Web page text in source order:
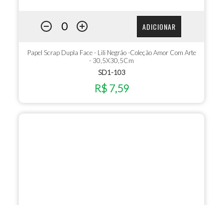
ADICIONAR
Papel Scrap Dupla Face - Lili Negrão -Coleção Amor Com Arte
- 30,5X30,5Cm
SD1-103
R$ 7,59